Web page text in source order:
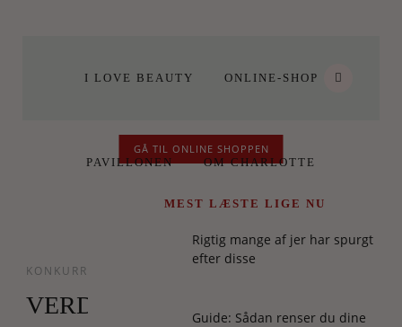
I LOVE BEAUTY ONLINE-SHOP
PAVILLONEN OM CHARLOTTE
GÅ TIL ONLINE SHOPPEN
KONKURRENCER
VERDENS
MEST LÆSTE LIGE NU
Rigtig mange af jer har spurgt
efter disse
Guide: Sådan renser du dine